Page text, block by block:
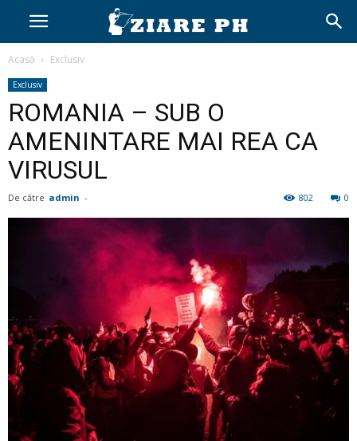
Acasă Exclusiv
Exclusiv
ROMANIA – SUB O
AMENINTARE MAI REA CA
VIRUSUL
De către admin - 0
802